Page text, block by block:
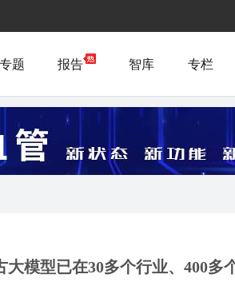
专题 报告 智库 专栏
大模型已在30多个行业、400多